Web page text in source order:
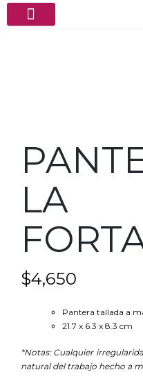
LA
$4,650
Pantera tallada a
21.7 x 6.3 x 8.3 cm
*Notas: Cualquier
natural del trabajo hecho a